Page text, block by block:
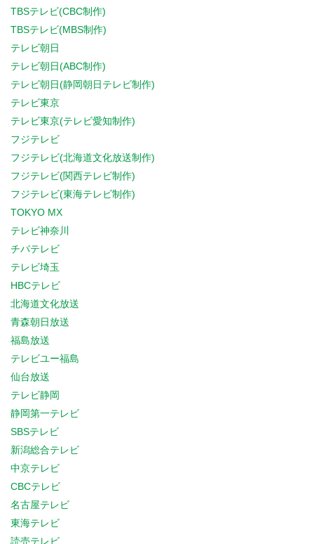
TBSテレビ(CBC制作)
TBSテレビ(MBS制作)
テレビ朝日
テレビ朝日(ABC制作)
テレビ朝日(静岡朝日テレビ制作)
テレビ東京
テレビ東京(テレビ愛知制作)
フジテレビ
フジテレビ(北海道文化放送制作)
フジテレビ(関西テレビ制作)
フジテレビ(東海テレビ制作)
TOKYO MX
テレビ神奈川
チバテレビ
テレビ埼玉
HBCテレビ
北海道文化放送
青森朝日放送
福島放送
テレビユー福島
仙台放送
テレビ静岡
静岡第一テレビ
SBSテレビ
新潟総合テレビ
中京テレビ
CBCテレビ
名古屋テレビ
東海テレビ
読売テレビ